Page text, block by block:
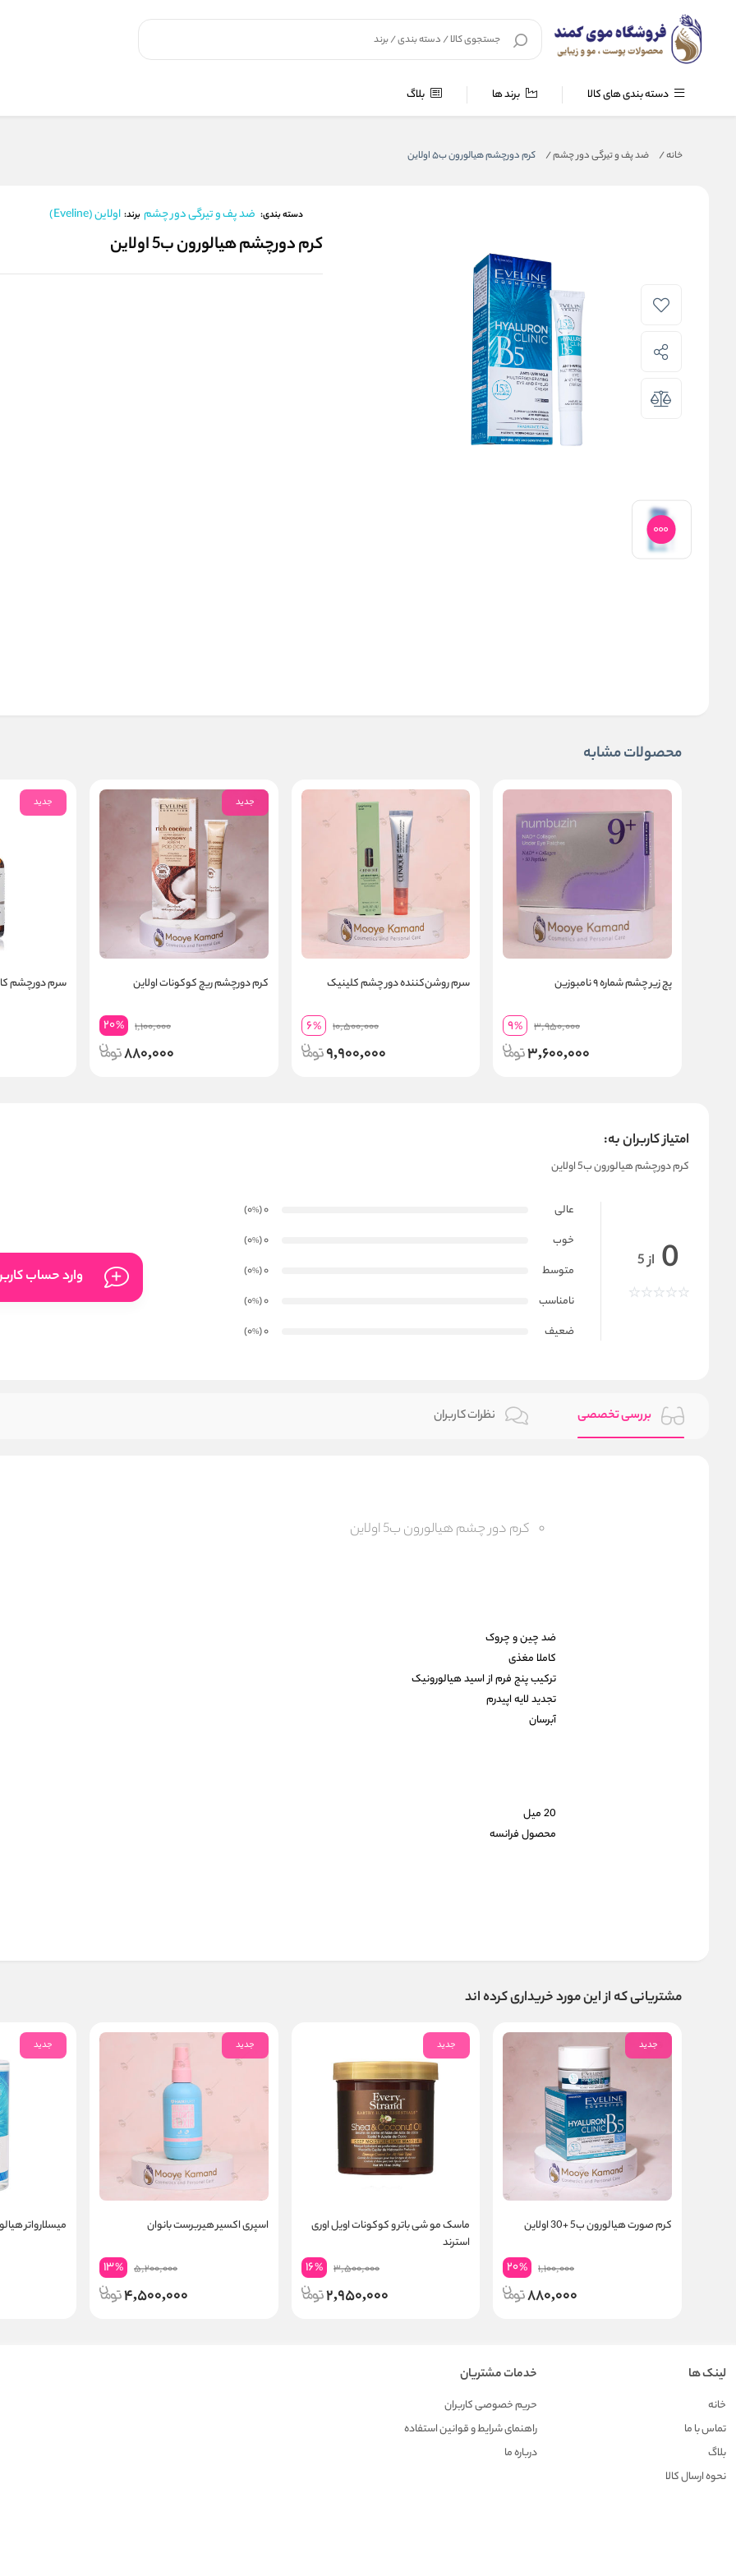
دسته بندی های کالا برند ها بلاگ
خانه/ ضد پف و تیرگی دور چشم/ کرم دورچشم هیالورون ب5 اولاین
دسته بندی: ضد پف و تیرگی دور چشم برند: اولاین (Eveline)
کرم دورچشم هیالورون ب5 اولاین
محصولات مشابه
پچ زیر چشم شماره ۹ نامبوزین
3,950,000
9%
3,600,000
سرم روشن‌کننده دور چشم کلینیک
10,500,000
6%
9,900,000
جدید
کرم دورچشم ریچ کوکونات اولاین
1,100,000
20%
880,000
جدید
سرم دورچشم
امتیاز کاربران به:
کرم دورچشم هیالورون ب5 اولاین
0 از 5
عالی 0
(0
%
)
خوب
0
(0
%
)
متوسط
0
(0
%
)
نامناسب
0
(0
%
)
ضعیف
0
(0
%
)
وارد حساب
بررسی تخصصی نظرات کاربران
کرم دور چشم هیالورون ب5 اولاین
ضد چین و چروک
کاملا مغذی
ترکیب پنج فرم از اسید هیالورونیک
تجدید لایه اپیدرم
آبرسان
20 میل
محصول فرانسه
مشتریانی که از این مورد خریداری کرده اند
جدید
کرم صورت هیالورون ب5 +30 اولاین
1,100,000
20%
880,000
جدید
ماسک مو شی باتر و کوکونات اویل اوری
استرند
3,500,000
16%
2,950,000
جدید
اسپری اکسیر هیربرست بانوان
5,200,000
13%
4,500,000
جدید
میسلارواتر هیالورون
لینک ها
خانه
تماس با ما
بلاگ
نحوه ارسال کالا
خدمات مشتریان
حریم خصوصی کاربران
راهنمای شرایط و قوانین استفاده
درباره ما